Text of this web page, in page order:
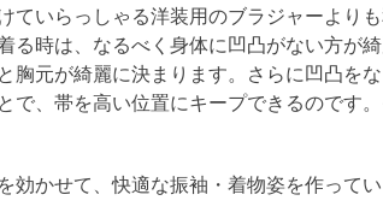
ていらっしゃる洋装用のブラジャーより
る時は、なるべく身体に凹凸がない方が
胸元が綺麗に決まります。さらに凹凸を
で、帯を高い位置にキープできるのです
かせて、快適な振袖・着物姿を作ってい